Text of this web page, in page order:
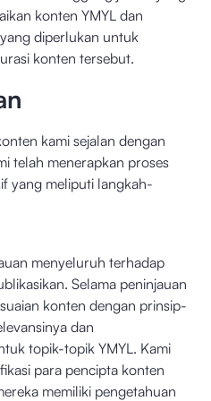
konten YMYL dan
diperlukan untuk
konten tersebut.
kami sejalan dengan
telah menerapkan proses
yang meliputi langkah-
menyeluruh terhadap
Selama peninjauan
konten dengan prinsip-
dan
topik-topik YMYL. Kami
para pencipta konten
memiliki pengetahuan